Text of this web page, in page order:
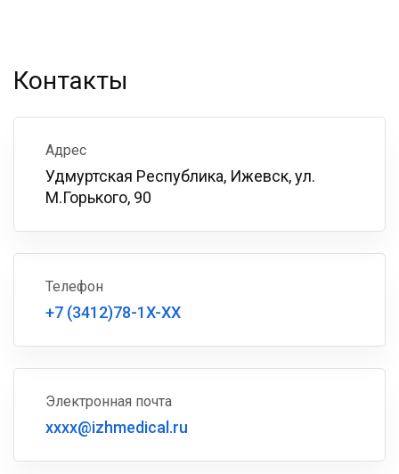
Контакты
Адрес
Удмуртская Республика, Ижевск, ул.
М.Горького, 90
Телефон
+7 (3412)78-1X-XX
Электронная почта
xxxx@izhmedical.ru